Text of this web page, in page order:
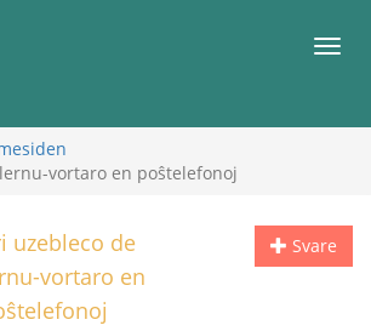
vortaro en poŝtelefonoj
Svare
uzebleco de
vortaro en